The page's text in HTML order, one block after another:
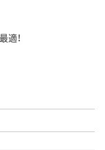
適！